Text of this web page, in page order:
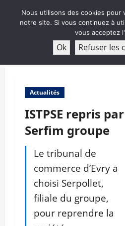
Actualités
ISTPSE repris par
Serfim groupe
Le tribunal de
commerce d’Evry a
choisi Serpollet,
filiale du groupe,
pour reprendre la
Nous utilisons des cookies pour
notre site. Si vous continuez à
vous acceptez
Ok Refuser les